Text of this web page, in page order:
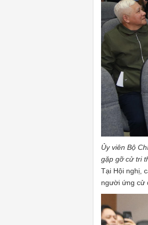
Ủy viên Bộ
gặp gỡ cử tri
Tại Hội nghị,
người ứng cử